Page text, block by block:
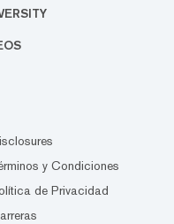
y Condiciones
de Privacidad